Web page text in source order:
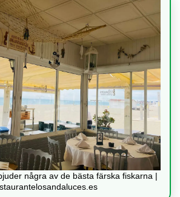
några av de bästa färska fiskarna |